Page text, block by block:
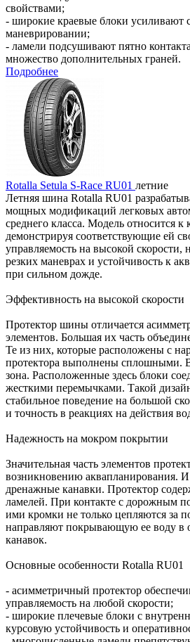
свойствами;
- широкие краевые блоки усиливают
маневрировании;
- ламели подсушивают пятно
множество дополнительных граней.
Подробнее
Rotalla Setula S-Race RU01 летние
Летняя шина Rotalla RU01
мощных модификаций легковых
среднего класса. Модель относится к
демонстрируя соответствующие ей
управляемость на высокой скорости,
резких маневрах и устойчивость к
при сильном дожде.
Эффективность на высокой скорости
Протектор шины отличается
элементов. Большая их часть
Те из них, которые расположены с
протектора выполнены сплошными.
зона. Расположенные здесь блоки
жесткими перемычками. Такой
стабильное поведение на большой
и точность в реакциях на действия
Надежность на мокром покрытии
Значительная часть элементов
возникновению аквапланирования. И
дренажные канавки. Протектор
ламелей. При контакте с дорожным
ими кромки не только цепляются за
направляют покрывающую ее воду в
канавок.
Основные особенности Rotalla RU01
- асимметричный протектор
управляемость на любой скорости;
- широкие плечевые блоки с
курсовую устойчивость и